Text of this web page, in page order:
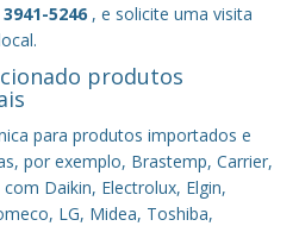
3941-5246 , e solicite uma visita
produtos
para produtos importados e
por exemplo, Brastemp, Carrier,
Daikin, Electrolux, Elgin,
LG, Midea, Toshiba,